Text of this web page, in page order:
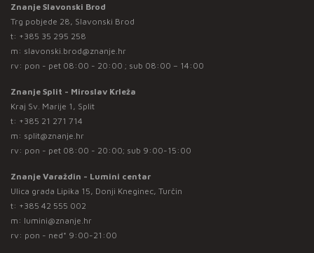
Znanje Slavonski Brod
Trg pobjede 28, Slavonski Brod
t: +385 35 295 258
m: slavonski.brod@znanje.hr
rv: pon - pet 08:00 - 20:00 ; sub 08:00 – 14:00
Znanje Split - Miroslav Krleža
Kraj Sv. Marije 1, Split
t: +385 21 271 714
m: split@znanje.hr
rv: pon - pet 08:00 - 20:00; sub 9:00-15:00
Znanje Varaždin - Lumini centar
Ulica grada Lipika 15, Donji Kneginec, Turčin
t: +385 42 555 002
m: lumini@znanje.hr
rv: pon - ned* 9:00-21:00